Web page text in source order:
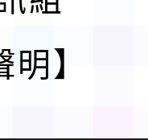
明】